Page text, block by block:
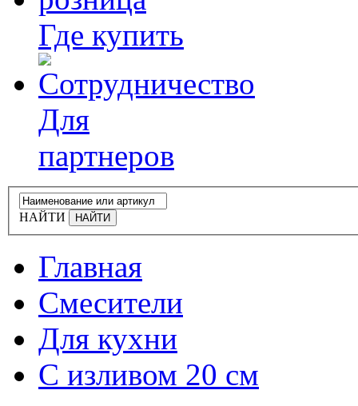
Где купить
Для
партнеров
НАЙТИ
Главная
Смесители
Для кухни
C изливом 20 см